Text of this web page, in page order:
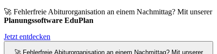
🚀 Fehlerfreie Abiturorganisation an einem Nachmittag? Mit unserer
Planungssoftware EduPlan
Jetzt entdecken
🚀 Fehlerfreie Abiturorganisation an einem Nachmittag? Mit unserer